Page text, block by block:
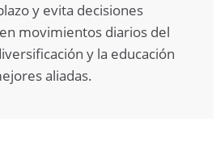
y evita decisiones
movimientos diarios del
y la educación
aliadas.